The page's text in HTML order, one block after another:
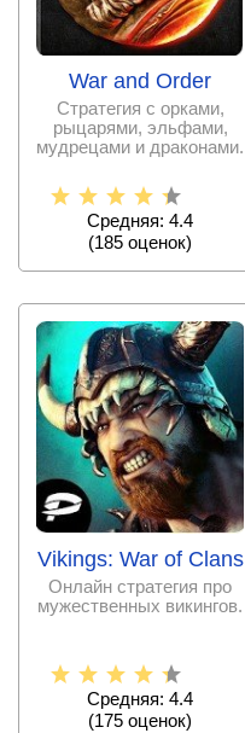
War and Order
Стратегия с орками,
рыцарями, эльфами,
мудрецами и драконами.
Средняя: 4.4
(185 оценок)
Vikings: War of Clans
Онлайн стратегия про
мужественных викингов.
Средняя: 4.4
(175 оценок)